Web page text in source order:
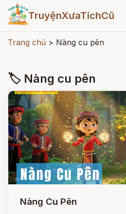
TruyệnXưaTíchCũ
Trang chủ > Nàng cu pên
🏷 Nàng cu pên
Nàng Cu Pên